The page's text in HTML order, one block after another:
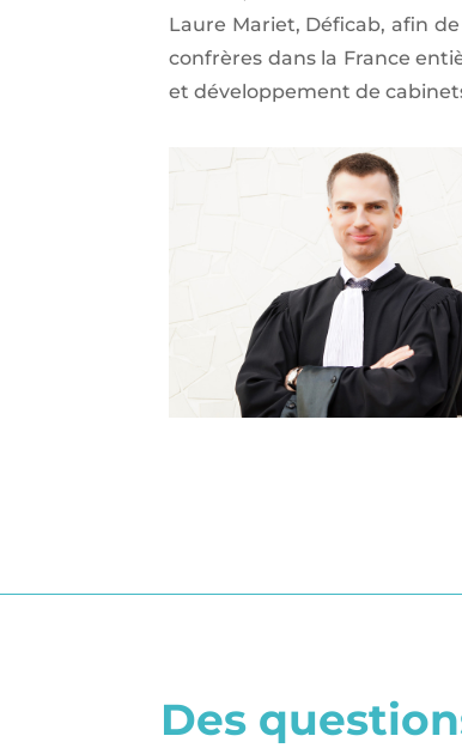
Laure Mariet, Déficab, afin
confrères dans la France
et développement de
Des